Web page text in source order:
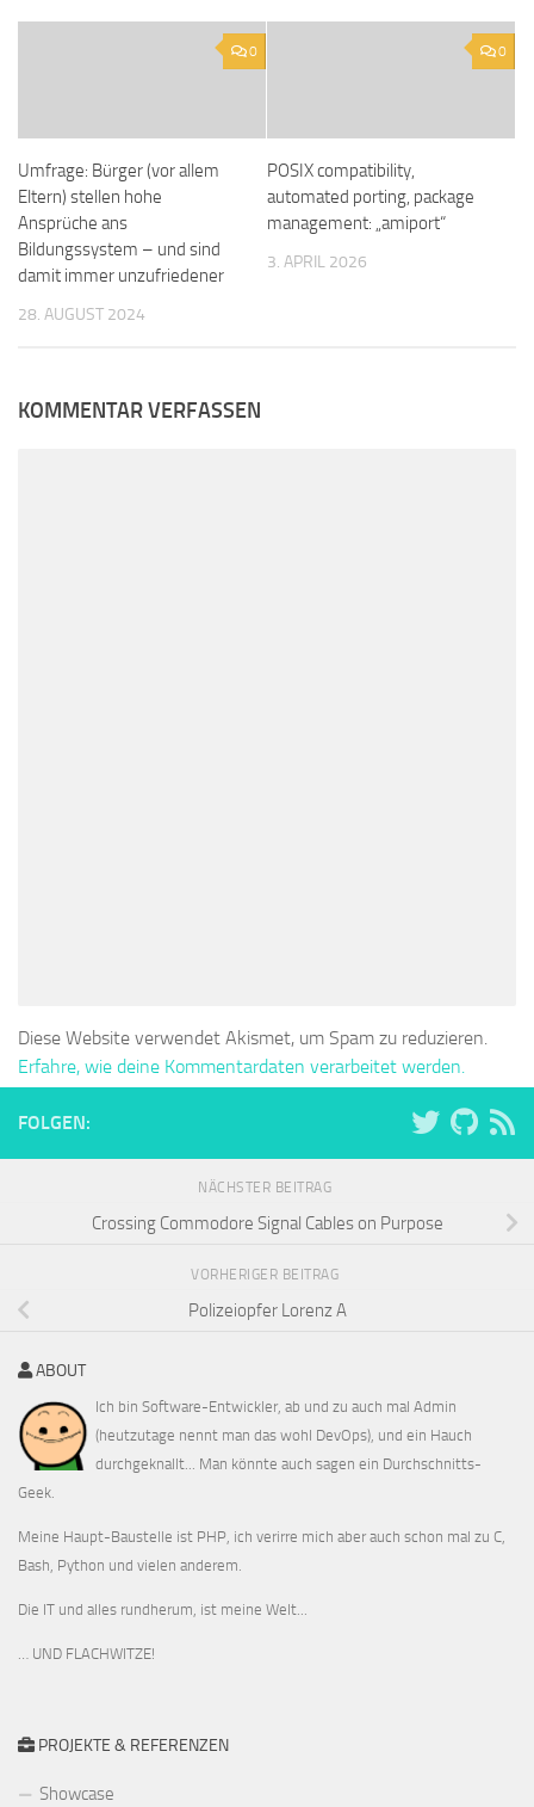
0
Umfrage: Bürger (vor allem
Eltern) stellen hohe
Ansprüche ans
Bildungssystem – und sind
damit immer unzufriedener
28. AUGUST 2024
0
POSIX compatibility,
automated porting, package
management: „amiport“
3. APRIL 2026
KOMMENTAR VERFASSEN
Diese Website verwendet Akismet, um Spam zu reduzieren.
Erfahre, wie deine Kommentardaten verarbeitet werden.
FOLGEN:
NÄCHSTER BEITRAG
Crossing Commodore Signal Cables on Purpose
VORHERIGER BEITRAG
Polizeiopfer Lorenz A
ABOUT
Ich bin Software-Entwickler, ab und zu auch mal Admin
(heutzutage nennt man das wohl DevOps), und ein Hauch
durchgeknallt... Man könnte auch sagen ein Durchschnitts-
Geek.
Meine Haupt-Baustelle ist PHP, ich verirre mich aber auch schon mal zu C,
Bash, Python und vielen anderem.
Die IT und alles rundherum, ist meine Welt...
… UND FLACHWITZE!
PROJEKTE & REFERENZEN
Showcase